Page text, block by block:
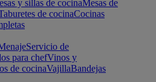
y sillas de cocinaMesas de
de cocinaCocinas
Servicio de
para chefVinos y
de cocinaVajillaBandejas